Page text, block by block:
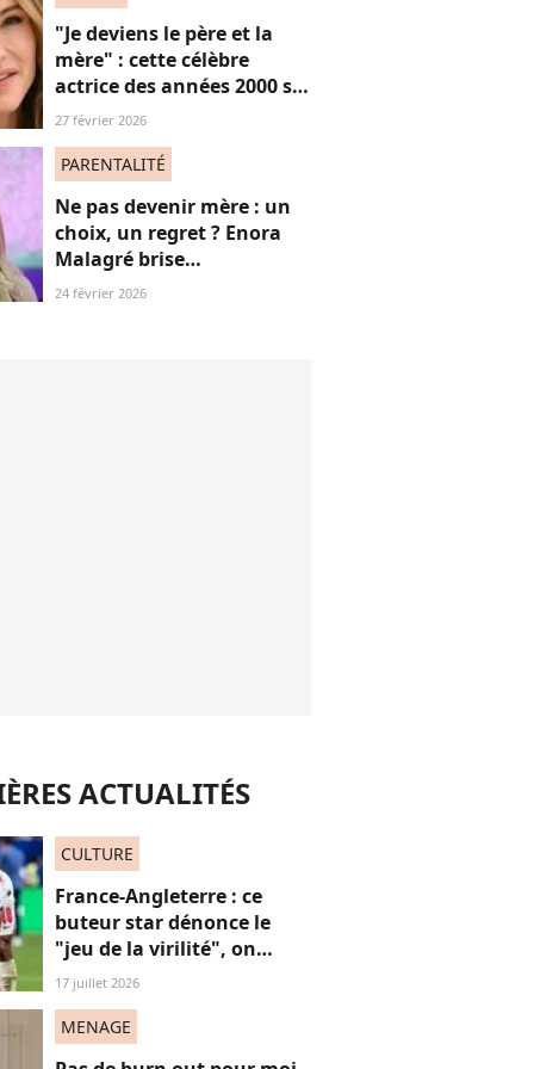
"Je deviens le père et la
mère" : cette célèbre
actrice des années 2000 se
confie sur sa vie de parent
27 février 2026
PARENTALITÉ
Ne pas devenir mère : un
choix, un regret ? Enora
Malagré brise
courageusement un tabou
24 février 2026
ACTUALITÉS
CULTURE
France-Angleterre : ce
buteur star dénonce le
"jeu de la virilité", on
décrypte ses mots pas très
17 juillet 2026
MENAGE